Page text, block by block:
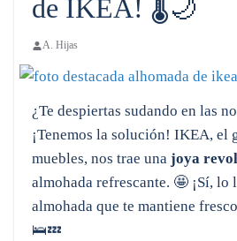
de IKEA! 🌡️🌙
A. Hijas
¿Te despiertas sudando en las
¡Tenemos la solución! IKEA, el
muebles, nos trae una joya
almohada refrescante. 🤩 ¡Sí, lo
almohada que te mantiene
🛌💤